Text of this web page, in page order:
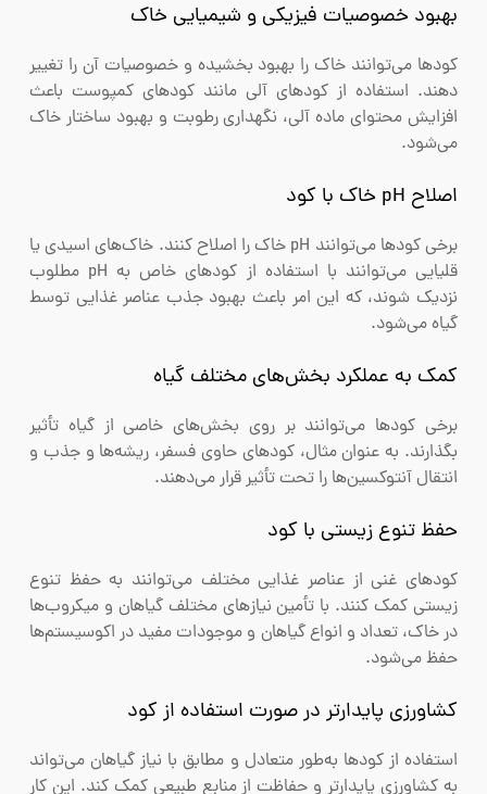
بهبود خصوصیات فیزیکی و شیمیایی خاک
کودها می‌توانند خاک را بهبود بخشیده و خصوصیات آن را تغییر
دهند. استفاده از کودهای آلی مانند کودهای کمپوست باعث
افزایش محتوای ماده آلی، نگهداری رطوبت و بهبود ساختار خاک
می‌شود.
اصلاح pH خاک با کود
برخی کودها می‌توانند pH خاک را اصلاح کنند. خاک‌های اسیدی یا
قلیایی می‌توانند با استفاده از کودهای خاص به pH مطلوب
نزدیک شوند، که این امر باعث بهبود جذب عناصر غذایی توسط
گیاه می‌شود.
کمک به عملکرد بخش‌های مختلف گیاه
برخی کودها می‌توانند بر روی بخش‌های خاصی از گیاه تأثیر
بگذارند. به عنوان مثال، کودهای حاوی فسفر، ریشه‌ها و جذب و
انتقال آنتوکسین‌ها را تحت تأثیر قرار می‌دهند.
حفظ تنوع زیستی با کود
کودهای غنی از عناصر غذایی مختلف می‌توانند به حفظ تنوع
زیستی کمک کنند. با تأمین نیازهای مختلف گیاهان و میکروب‌ها
در خاک، تعداد و انواع گیاهان و موجودات مفید در اکوسیستم‌ها
حفظ می‌شود.
کشاورزی پایدارتر در صورت استفاده از کود
استفاده از کودها به‌طور متعادل و مطابق با نیاز گیاهان می‌تواند
به کشاورزی پایدارتر و حفاظت از منابع طبیعی کمک کند. این کار